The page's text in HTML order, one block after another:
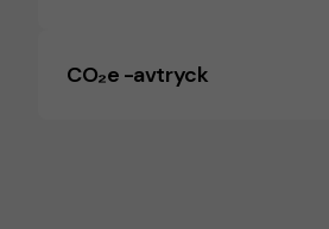
CO₂e -avtryck